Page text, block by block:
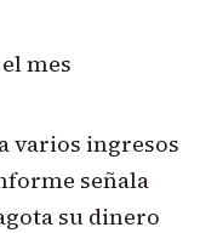
mes
varios ingresos
señala
su dinero